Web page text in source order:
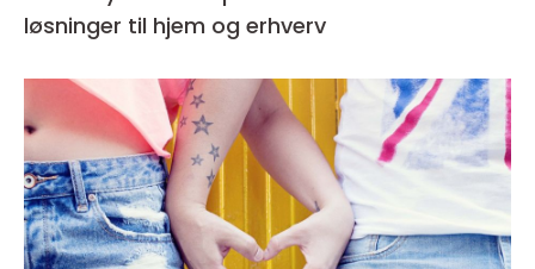
løsninger til hjem og erhverv